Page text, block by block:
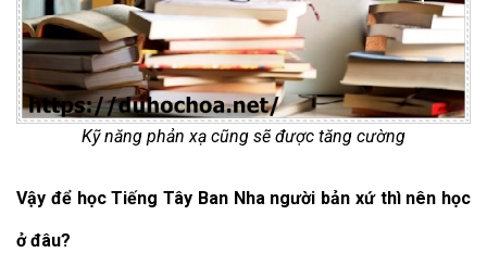
Kỹ năng phản xạ cũng sẽ được tăng cường
Vậy để học Tiếng Tây Ban Nha người bản xứ thì nên học
ở đâu?